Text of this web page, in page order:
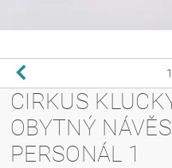
1
CIRKUS
OBYTNÝ
PERSONÁL 1